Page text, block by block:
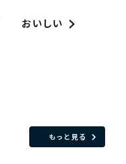
おいしい
もっと見る